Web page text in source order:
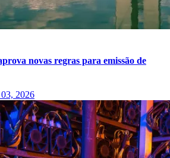
novas regras para emissão de
2026